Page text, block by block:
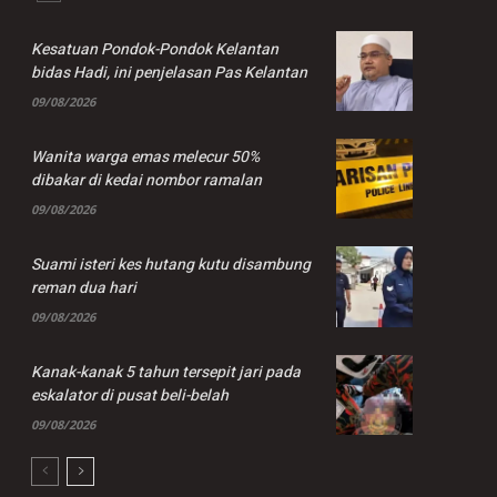
Kesatuan Pondok-Pondok Kelantan
bidas Hadi, ini penjelasan Pas Kelantan
09/08/2026
Wanita warga emas melecur 50%
dibakar di kedai nombor ramalan
09/08/2026
Suami isteri kes hutang kutu disambung
reman dua hari
09/08/2026
Kanak-kanak 5 tahun tersepit jari pada
eskalator di pusat beli-belah
09/08/2026